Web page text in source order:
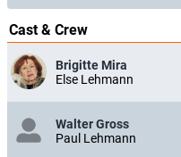
Cast & Crew
Brigitte Mira
Else Lehmann
Walter Gross
Paul Lehmann